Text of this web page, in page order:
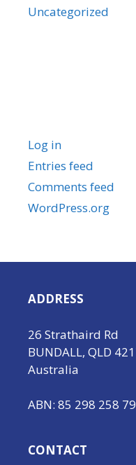
Uncategorized
Log in
Entries feed
Comments feed
WordPress.org
ADDRESS
26 Strathaird Rd
BUNDALL, QLD
Australia
ABN: 85 298 258
CONTACT